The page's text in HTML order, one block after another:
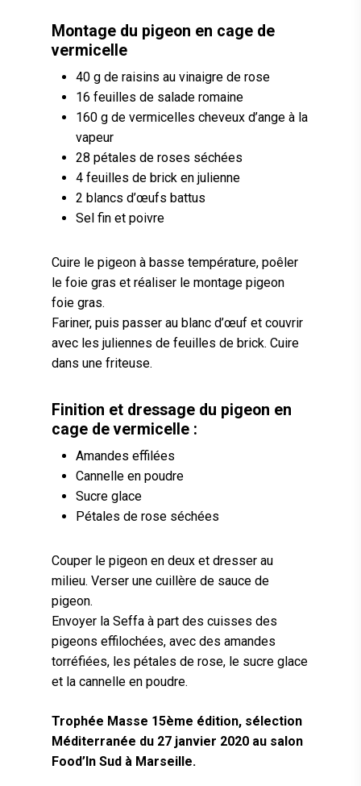
Montage du pigeon en cage de
vermicelle
40 g de raisins au vinaigre de rose
16 feuilles de salade romaine
160 g de vermicelles cheveux d’ange à la
vapeur
28 pétales de roses séchées
4 feuilles de brick en julienne
2 blancs d’œufs battus
Sel fin et poivre
Cuire le pigeon à basse température, poêler
le foie gras et réaliser le montage pigeon
foie gras.
Fariner, puis passer au blanc d’œuf et couvrir
avec les juliennes de feuilles de brick. Cuire
dans une friteuse.
Finition et dressage du pigeon en
cage de vermicelle :
Amandes effilées
Cannelle en poudre
Sucre glace
Pétales de rose séchées
Couper le pigeon en deux et dresser au
milieu. Verser une cuillère de sauce de
pigeon.
Envoyer la Seffa à part des cuisses des
pigeons effilochées, avec des amandes
torréfiées, les pétales de rose, le sucre glace
et la cannelle en poudre.
Trophée Masse 15ème édition, sélection
Méditerranée du 27 janvier 2020 au salon
Food’In Sud à Marseille.